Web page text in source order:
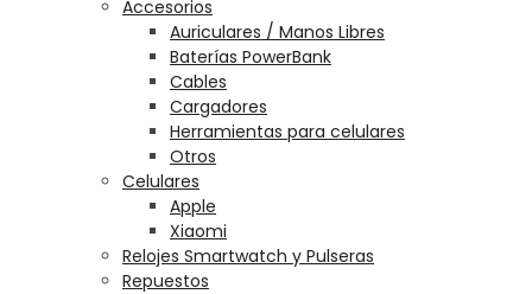
Accesorios
Auriculares / Manos Libres
Baterías PowerBank
Cables
Cargadores
Herramientas para celulares
Otros
Celulares
Apple
Xiaomi
Relojes Smartwatch y Pulseras
Repuestos